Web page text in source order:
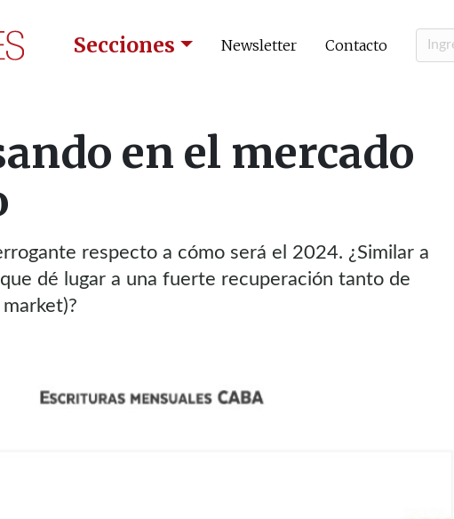
Secciones Newsletter Contacto
en el mercado
respecto a cómo será el 2024. ¿Similar a
dé lugar a una fuerte recuperación tanto de